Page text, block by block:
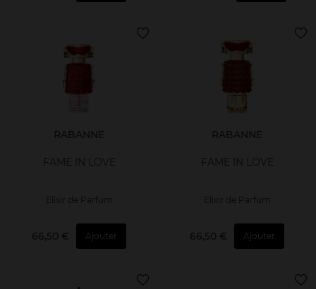
RABANNE
FAME IN LOVE
Elixir de Parfum
66,50 € Ajouter
RABANNE
FAME IN LOVE
Elixir de Parfum
66,50 € Ajouter